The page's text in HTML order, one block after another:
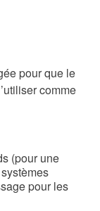
pour que le
comme
(pour une
pour les